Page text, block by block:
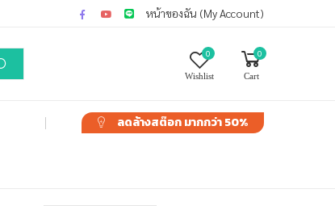
หน้าของฉัน (My Account)
0
Wishlist
0
Cart
ลดล้างสต๊อกมากกว่า 50%